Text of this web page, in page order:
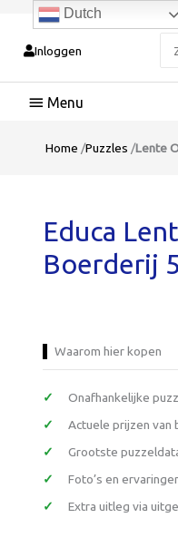
Inloggen
Hoofdmenu
Home /Puzzles /Lente
Educa
Boerderij
Waarom hier kopen
Onafhankelijke
Actuele prijzen
Grootste
Foto’s en
Extra uitleg via
Dutch